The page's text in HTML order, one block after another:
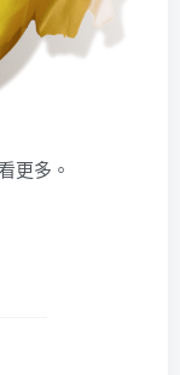
更多。